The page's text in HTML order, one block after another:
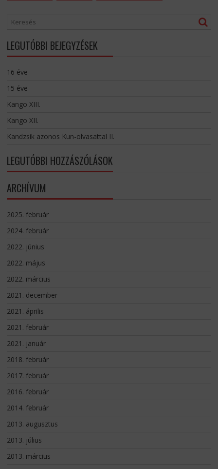
LEGUTÓBBI BEJEGYZÉSEK
16 éve
15 éve
Kango XIII.
Kango XII.
Kandzsik azonos Kun-olvasattal II.
LEGUTÓBBI HOZZÁSZÓLÁSOK
ARCHÍVUM
2025. február
2024. február
2022. június
2022. május
2022. március
2021. december
2021. április
2021. február
2021. január
2018. február
2017. február
2016. február
2014. február
2013. augusztus
2013. július
2013. március